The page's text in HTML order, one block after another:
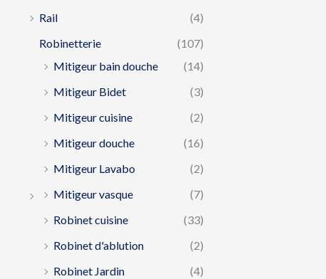
Rail
(4)
Robinetterie
(107)
Mitigeur bain douche
(14)
Mitigeur Bidet
(3)
Mitigeur cuisine
(2)
Mitigeur douche
(16)
Mitigeur Lavabo
(2)
Mitigeur vasque
(7)
Robinet cuisine
(33)
Robinet d'ablution
(2)
Robinet Jardin
(4)